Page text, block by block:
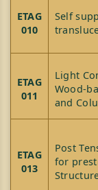
ETAG
010
Self
ETAG
011
Light
Wood-
and
ETAG
013
Post
for